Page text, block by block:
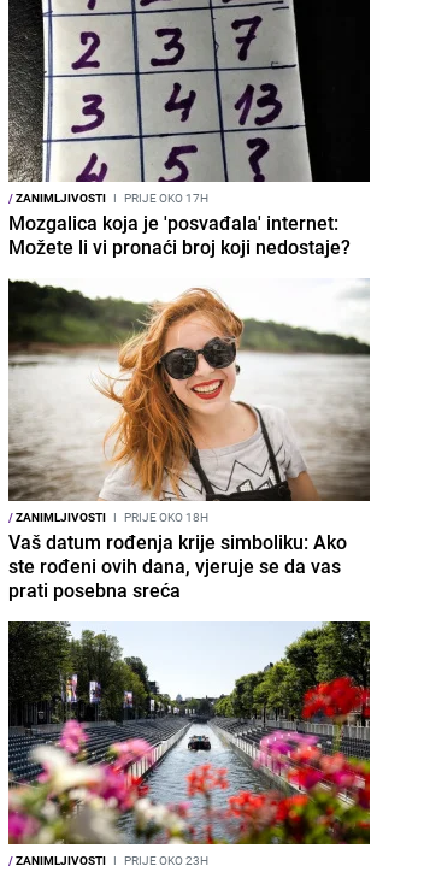
/ZANIMLJIVOSTI I PRIJE OKO 17H
Mozgalica koja je 'posvađala' internet:
Možete li vi pronaći broj koji nedostaje?
/ZANIMLJIVOSTI I PRIJE OKO 18H
Vaš datum rođenja krije simboliku: Ako
ste rođeni ovih dana, vjeruje se da vas
prati posebna sreća
/ZANIMLJIVOSTI I PRIJE OKO 23H